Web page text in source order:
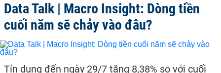
Data Talk | Macro Insight: Dòng tiền
cuối năm sẽ chảy vào đâu?
Tín dụng đến ngày 29/7 tăng 8,38% so với cuối